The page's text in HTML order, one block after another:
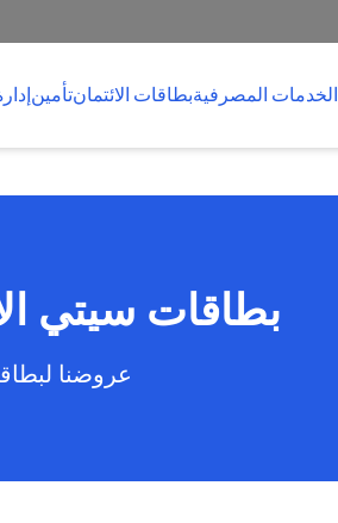
الخدمات المصرفيةبطاقات الائتمانتأمين
بطاقات سيتي
عروضنا